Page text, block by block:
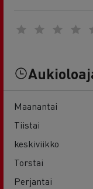
Maanantai
Tiistai
keskiviikko
Torstai
Perjantai